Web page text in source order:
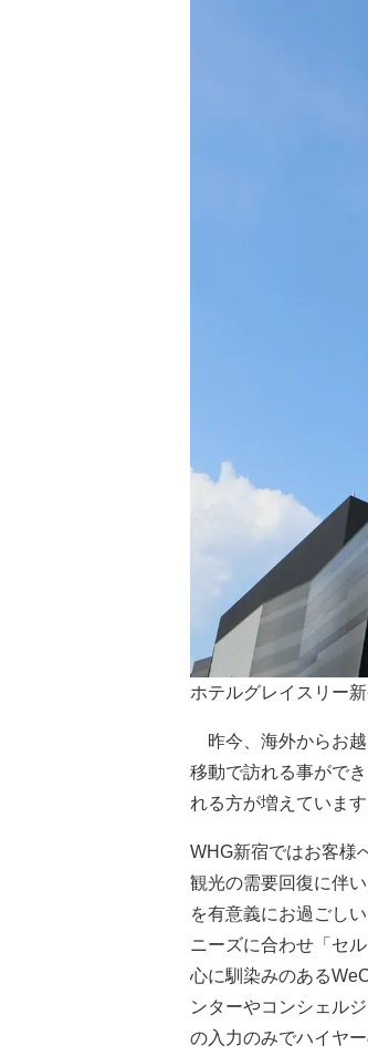
ホテルグレイスリー
昨今、海外からお越
移動で訪れる事がで
れる方が増えています
WHG新宿ではお客様
観光の需要回復に伴
を有意義にお過ごし
ニーズに合わせ「セ
心に馴染みのある
ンターやコンシェル
の入力のみでハイヤ